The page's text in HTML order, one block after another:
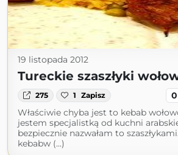
19 listopada 2012
Tureckie szaszłyki
275 1 Zapisz 0
Właściwie chyba jest to kebab
jestem specjalistką od kuchni
bezpiecznie nazwałam to
kebabw (...)